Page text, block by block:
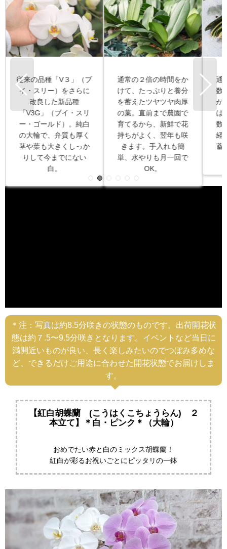
通常の２倍の時間をか
けて、たっぷりと養分
を蓄えたツヤツヤ肉厚
の葉。直前まで農園で
育てるから、新鮮で花
持ちがよく、翌年も咲
きます。手入れも簡
単、水やりも月一回で
OK。
通常の胡蝶蘭は葉の枚
数が３〜５枚程度です
が、この写真の胡蝶蘭
は１０枚以上。葉の枚
数が多いほど、時間が
経って成熟し、養分を
蓄えたより優れた胡蝶
蘭の株なのです。
お
し
の
厳
わ
作
＊注：写真は約8.5分咲きの状態のものです。出荷開花状
態は約７.5〜9.5分咲きとなります。イベントなど当日に
満開近いものが良い、長く楽しみたいのでつぼみ多めな
ど、できるだけご用途に合わせた開花状態でお届けしま
す。
【紅白胡蝶蘭 (こうはくこちょうらん) ２
本立て】＊白・ピンク＊（大輪）
おめでたい赤と白のミックス胡蝶蘭！
紅白が彩るお祝いごとにピッタリの一鉢